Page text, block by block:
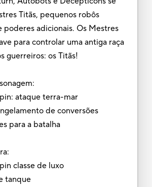
Titãs, pequenos robôs
poderes adicionais. Os Mestres
para controlar uma antiga raça
guerreiros: os Titãs!
ataque terra-mar
de conversões
para a batalha
classe de luxo
tanque